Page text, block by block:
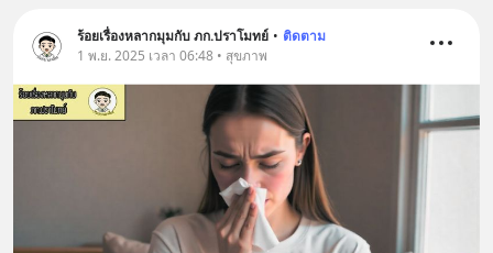
ร้อยเรื่องหลากมุมกับ ภก.ปราโมทย์ • ติดตาม
1 พ.ย. 2025 เวลา 06:48 • สุขภาพ